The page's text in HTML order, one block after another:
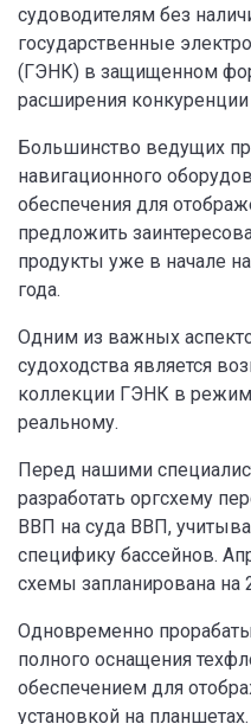
судоводителям без
государственные
(ГЭНК) в защищенном
расширения
Большинство ведущих
навигационного
обеспечения для
предложить
продукты уже в начале
года.
Одним из важных
судоходства является
коллекции ГЭНК в
реальному.
Перед нашими
разработать оргсхему
ВВП на суда ВВП,
специфику бассейнов.
схемы запланирована на
Одновременно
полного оснащения
обеспечением для
установкой на планшетах.